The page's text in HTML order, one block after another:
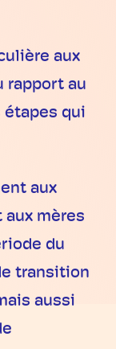
aux
rapport au
étapes qui
aux
mères
du
transition
aussi